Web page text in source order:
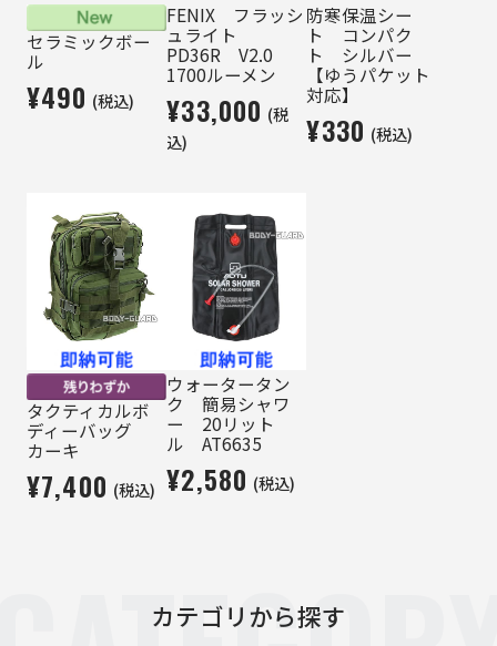
セラミックボー
ル
¥490 (税込)
FENIX フラッシ
ュライト
PD36R V2.0
1700ルーメン
¥33,000 (税
込)
防寒保温シー
ト コンパク
ト シルバー
【ゆうパケット
対応】
¥330 (税込)
タクティカルボ
ディーバッグ
カーキ
¥7,400 (税込)
ウォータータン
ク 簡易シャワ
ー 20リット
ル AT6635
¥2,580 (税込)
カテゴリから探す